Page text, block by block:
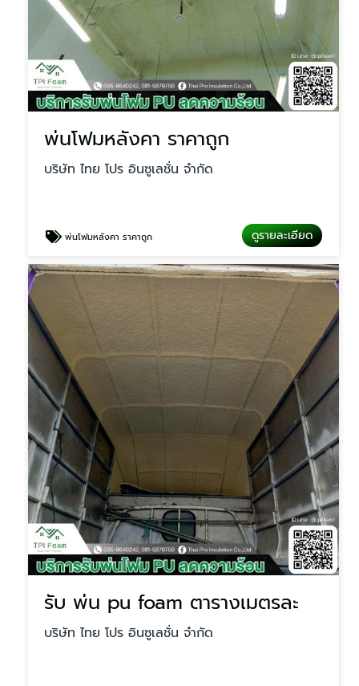
พ่นโฟมหลังคา ราคาถูก
บริษัท ไทย โปร อินซูเลชั่น จำกัด
พ่นโฟมหลังคา ราคาถูก ดูรายละเอียด
รับ พ่น pu foam ตารางเมตรละ
บริษัท ไทย โปร อินซูเลชั่น จำกัด